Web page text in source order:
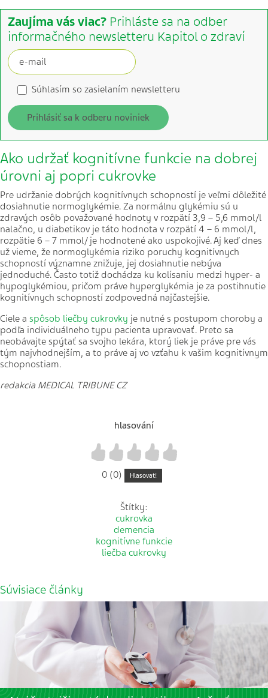
Zaujíma vás viac? Prihláste sa na odber
informačného newsletteru Kapitol o zdraví
Súhlasím so zasielaním newsletteru
Prihlásiť sa k odberu noviniek
Ako udržať kognitívne funkcie na dobrej
úrovni aj popri cukrovke
Pre udržanie dobrých kognitívnych schopností je veľmi dôležité
dosiahnutie normoglykémie. Za normálnu glykémiu sú u
zdravých osôb považované hodnoty v rozpätí 3,9 – 5,6 mmol/l
nalačno, u diabetikov je táto hodnota v rozpätí 4 – 6 mmol/l,
rozpätie 6 – 7 mmol/ je hodnotené ako uspokojivé. Aj keď dnes
už vieme, že normoglykémia riziko poruchy kognitívnych
schopností významne znižuje, jej dosiahnutie nebýva
jednoduché. Často totiž dochádza ku kolísaniu medzi hyper- a
hypoglykémiou, pričom práve hyperglykémia je za postihnutie
kognitívnych schopností zodpovedná najčastejšie.
Ciele a spôsob liečby cukrovky je nutné s postupom choroby a
podľa individuálneho typu pacienta upravovať. Preto sa
neobávajte spýtať sa svojho lekára, ktorý liek je práve pre vás
tým najvhodnejším, a to práve aj vo vzťahu k vašim kognitívnym
schopnostiam.
redakcia MEDICAL TRIBUNE CZ
hlasování
4
3
2
1
0 (0) Hlasovat!
Štítky:
cukrovka
demencia
kognitívne funkcie
liečba cukrovky
Súvisiace články